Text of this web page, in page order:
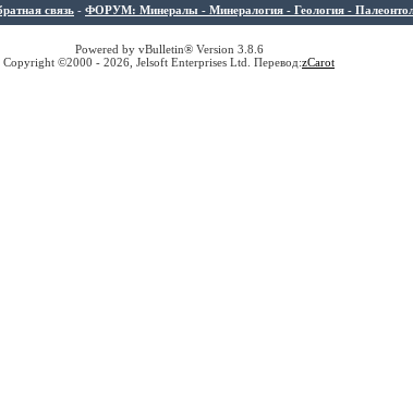
связь - ФОРУМ: Минералы - Минералогия - Геология -
Powered by vBulletin® Version 3.8.6
Copyright ©2000 - 2026, Jelsoft Enterprises Ltd. Перевод:zCarot